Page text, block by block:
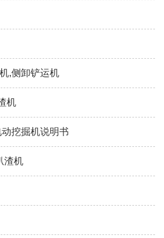
,侧卸铲运机
机
挖掘机说明书
渣机